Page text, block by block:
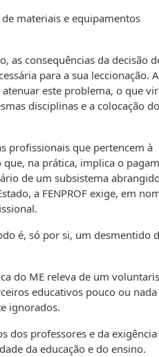
materiais e equipamentos
as consequências da decisão
para a sua leccionação. A
este problema, o que
disciplinas e a colocação
profissionais que pertencem à
que, na prática, implica o
de um subsistema
a FENPROF exige, em
é, só por si, um desmentido
do ME releva de um
educativos pouco ou nada
ignorados.
dos professores e da
da educação e do ensino.